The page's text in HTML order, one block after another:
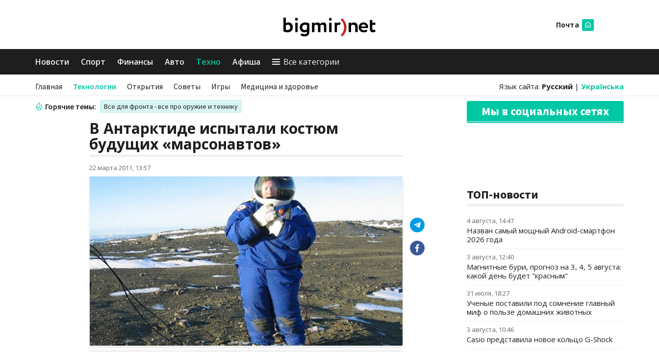
Почта
Новости Спорт Финансы Авто Техно Афиша Все категории
Главная Технологии Открытия Советы Игры Медицина и здоровье Язык сайта: Русский | Українська
Горячие темы: Все для фронта - все про оружие и технику
В Антарктиде испытали костюм
будущих «марсонавтов»
22 марта 2011, 13:57
Мы в социальных сетях
ТОП-новости
4 августа, 14:47
Назван самый мощный Android-смартфон
2026 года
3 августа, 12:40
Магнитные бури, прогноз на 3, 4, 5 августа:
какой день будет "красным"
31 июля, 18:27
Ученые поставили под сомнение главный
миф о пользе домашних животных
3 августа, 10:46
Casio представила новое кольцо G-Shock